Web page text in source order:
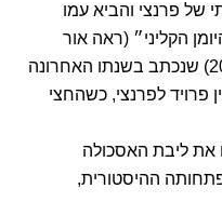
של פרנצי והביא עמו
הקליני״ (ראה אור
בעברית בהוצאת ״עם עובד״, 2013) שנכתב בשנתו האחרונה
פרויד לפרנצי, כשהחצי
את ליבת האסכולה
ההיסטורית,